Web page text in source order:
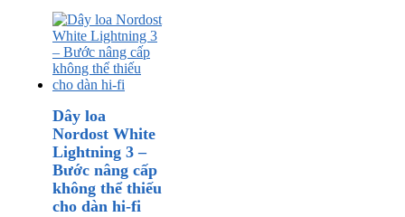
Dây loa
Nordost White
Lightning 3 –
Bước nâng cấp
không thể thiếu
cho dàn hi-fi